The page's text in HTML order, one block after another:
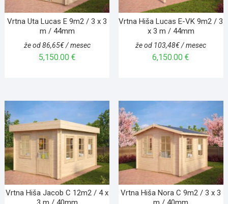
Vrtna Uta Lucas E 9m2 / 3 x 3
m / 44mm
že od 86,65€ / mesec
5,150.00 €
Vrtna Hiša Lucas E-VK 9m2 / 3
x 3 m / 44mm
že od 103,48€ / mesec
6,150.00€
Vrtna Hiša Jacob C 12m2 / 4 x
Vrtna Hiša Nora C 9m2 / 3 x 3